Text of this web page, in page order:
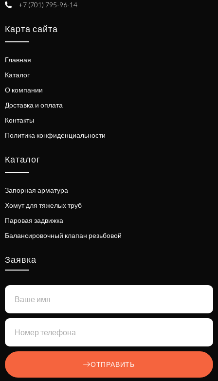
+7 (701) 795-96-14
Карта сайта
Главная
Каталог
О компании
Доставка и оплата
Контакты
Политика конфиденциальности
Каталог
Запорная арматура
Хомут для тяжелых труб
Паровая задвижка
Балансировочный клапан резьбовой
Заявка
ОТПРАВИТЬ